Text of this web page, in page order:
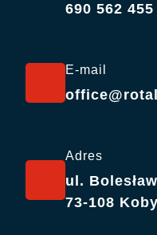
690 562 455
E-mail
Adres
ul.
73-108